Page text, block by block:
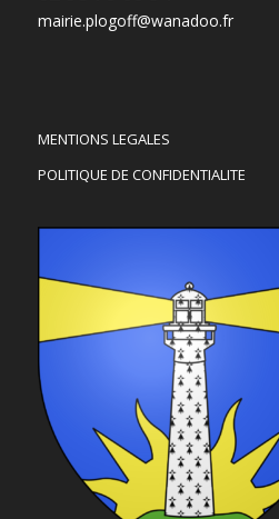
mairie.plogoff@wanadoo.fr
MENTIONS LEGALES
POLITIQUE DE CONFIDENTIALITE